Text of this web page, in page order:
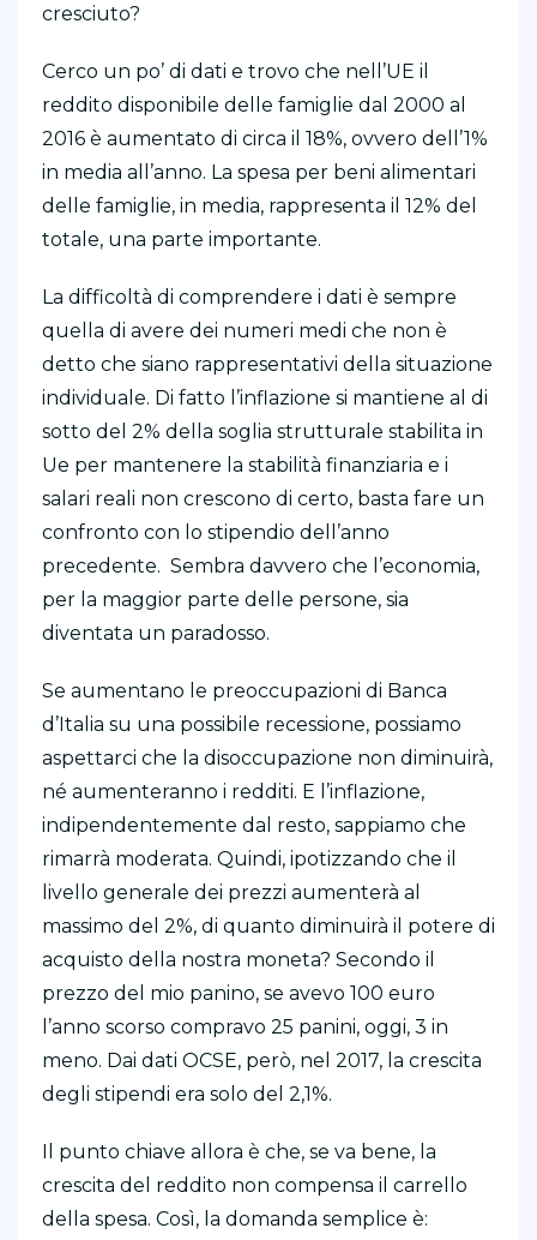
cresciuto?
Cerco un po’ di dati e trovo che nell’UE il
reddito disponibile delle famiglie dal 2000 al
2016 è aumentato di circa il 18%, ovvero dell’1%
in media all’anno. La spesa per beni alimentari
delle famiglie, in media, rappresenta il 12% del
totale, una parte importante.
La difficoltà di comprendere i dati è sempre
quella di avere dei numeri medi che non è
detto che siano rappresentativi della situazione
individuale. Di fatto l’inflazione si mantiene al di
sotto del 2% della soglia strutturale stabilita in
Ue per mantenere la stabilità finanziaria e i
salari reali non crescono di certo, basta fare un
confronto con lo stipendio dell’anno
precedente. Sembra davvero che l’economia,
per la maggior parte delle persone, sia
diventata un paradosso.
Se aumentano le preoccupazioni di Banca
d’Italia su una possibile recessione, possiamo
aspettarci che la disoccupazione non diminuirà,
né aumenteranno i redditi. E l’inflazione,
indipendentemente dal resto, sappiamo che
rimarrà moderata. Quindi, ipotizzando che il
livello generale dei prezzi aumenterà al
massimo del 2%, di quanto diminuirà il potere di
acquisto della nostra moneta? Secondo il
prezzo del mio panino, se avevo 100 euro
l’anno scorso compravo 25 panini, oggi, 3 in
meno. Dai dati OCSE, però, nel 2017, la crescita
degli stipendi era solo del 2,1%.
Il punto chiave allora è che, se va bene, la
crescita del reddito non compensa il carrello
della spesa. Così, la domanda semplice è: